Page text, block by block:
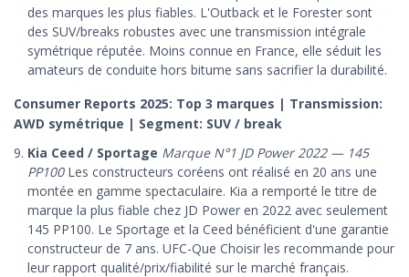
des marques les plus fiables. L'Outback et le Forester sont
des SUV/breaks robustes avec une transmission intégrale
symétrique réputée. Moins connue en France, elle séduit les
amateurs de conduite hors bitume sans sacrifier la durabilité.
Consumer Reports 2025: Top 3 marques | Transmission:
AWD symétrique | Segment: SUV / break
Kia Ceed / Sportage Marque N°1 JD Power 2022 — 145
PP100Les constructeurs coréens ont réalisé en 20 ans une
montée en gamme spectaculaire. Kia a remporté le titre de
marque la plus fiable chez JD Power en 2022 avec seulement
145 PP100. Le Sportage et la Ceed bénéficient d'une garantie
constructeur de 7 ans. UFC-Que Choisir les recommande pour
leur rapport qualité/prix/fiabilité sur le marché français.